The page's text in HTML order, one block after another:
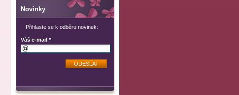
Novinky
Přihlaste se k odběru novinek:
Váš e-mail *